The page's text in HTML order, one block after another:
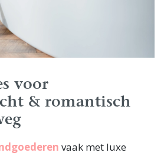
voor
& romantisch
vaak met luxe